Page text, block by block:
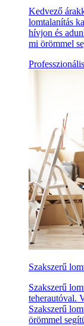
Kedvező
lomtalanítás
hívjon és
mi örömmel
Szakszerű
Szakszerű
teherautóval.
Szakszerű
örömmel